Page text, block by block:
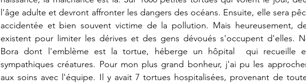
l'âge adulte et devront affronter les dangers des océans. Ensuite, elle sera
accidentée et bien souvent victime de la pollution. Mais heureusement,
existent pour limiter les dérives et des gens dévoués s'occupent d'elles.
Bora dont l'emblème est la tortue, héberge un hôpital  qui recueille
sympathiques créatures. Pour mon plus grand bonheur, j'ai pu les
aux soins avec l'équipe. Il y avait 7 tortues hospitalisées, provenant de